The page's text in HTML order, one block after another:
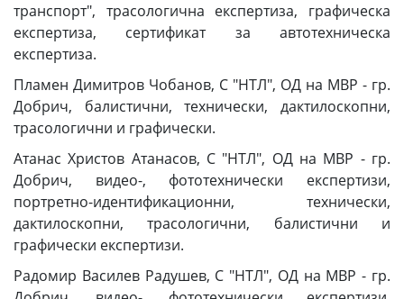
транспорт", трасологична експертиза, графическа
експертиза, сертификат за автотехническа
експертиза.
Пламен Димитров Чобанов, С "НТЛ", ОД на МВР - гр.
Добрич, балистични, технически, дактилоскопни,
трасологични и графически.
Атанас Христов Атанасов, С "НТЛ", ОД на МВР - гр.
Добрич, видео-, фототехнически експертизи,
портретно-идентификационни, технически,
дактилоскопни, трасологични, балистични и
графически експертизи.
Радомир Василев Радушев, С "НТЛ", ОД на МВР - гр.